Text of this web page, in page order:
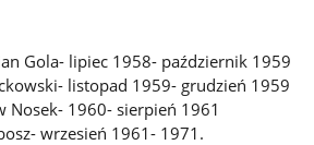
Gola- lipiec 1958- październik 1959
listopad 1959- grudzień 1959
Nosek- 1960- sierpień 1961
wrzesień 1961- 1971.